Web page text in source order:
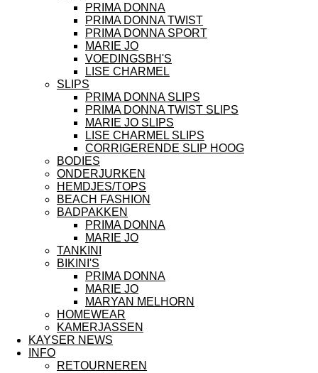
PRIMA DONNA
PRIMA DONNA TWIST
PRIMA DONNA SPORT
MARIE JO
VOEDINGSBH'S
LISE CHARMEL
SLIPS
PRIMA DONNA SLIPS
PRIMA DONNA TWIST SLIPS
MARIE JO SLIPS
LISE CHARMEL SLIPS
CORRIGERENDE SLIP HOOG
BODIES
ONDERJURKEN
HEMDJES/TOPS
BEACH FASHION
BADPAKKEN
PRIMA DONNA
MARIE JO
TANKINI
BIKINI'S
PRIMA DONNA
MARIE JO
MARYAN MELHORN
HOMEWEAR
KAMERJASSEN
KAYSER NEWS
INFO
RETOURNEREN